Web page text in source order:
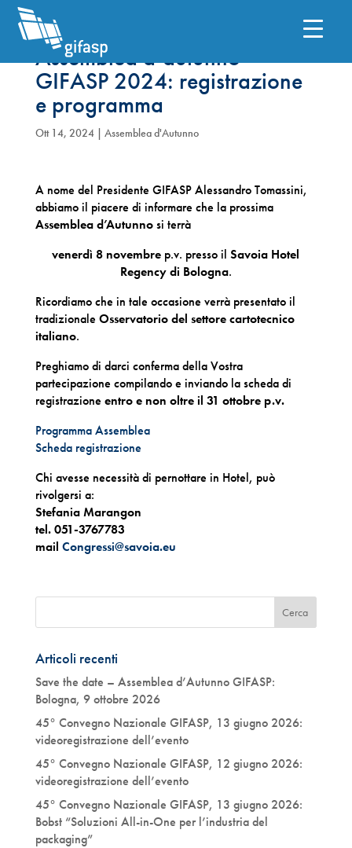
Assemblea d’autunno
GIFASP 2024: registrazione
e programma
Ott 14, 2024| Assemblea d'Autunno
A nome del Presidente GIFASP Alessandro Tomassini,
abbiamo il piacere di informare che la prossima
Assemblea d’Autunnosi terrà
venerdì 8 novembre p.v. presso ilSavoia Hotel
Regency di Bologna.
Ricordiamo che in tale occasione verrà presentato il
tradizionale Osservatorio del settore cartotecnico
italiano.
Preghiamo di darci conferma della Vostra
partecipazione compilando e inviando la scheda di
registrazione entro e non oltre il 31 ottobre p.v.
Programma Assemblea
Scheda registrazione
Chi avesse necessità di pernottare in Hotel, può
rivolgersi a:
Stefania Marangon
tel.051-3767783
mail Congressi@savoia.eu
Articoli recenti
Save the date – Assemblea d’Autunno GIFASP:
Bologna, 9 ottobre 2026
45° Convegno Nazionale GIFASP, 13 giugno 2026:
videoregistrazione dell’evento
45° Convegno Nazionale GIFASP, 12 giugno 2026:
videoregistrazione dell’evento
45° Convegno Nazionale GIFASP, 13 giugno 2026:
Bobst “Soluzioni All-in-One per l’industria del
packaging”